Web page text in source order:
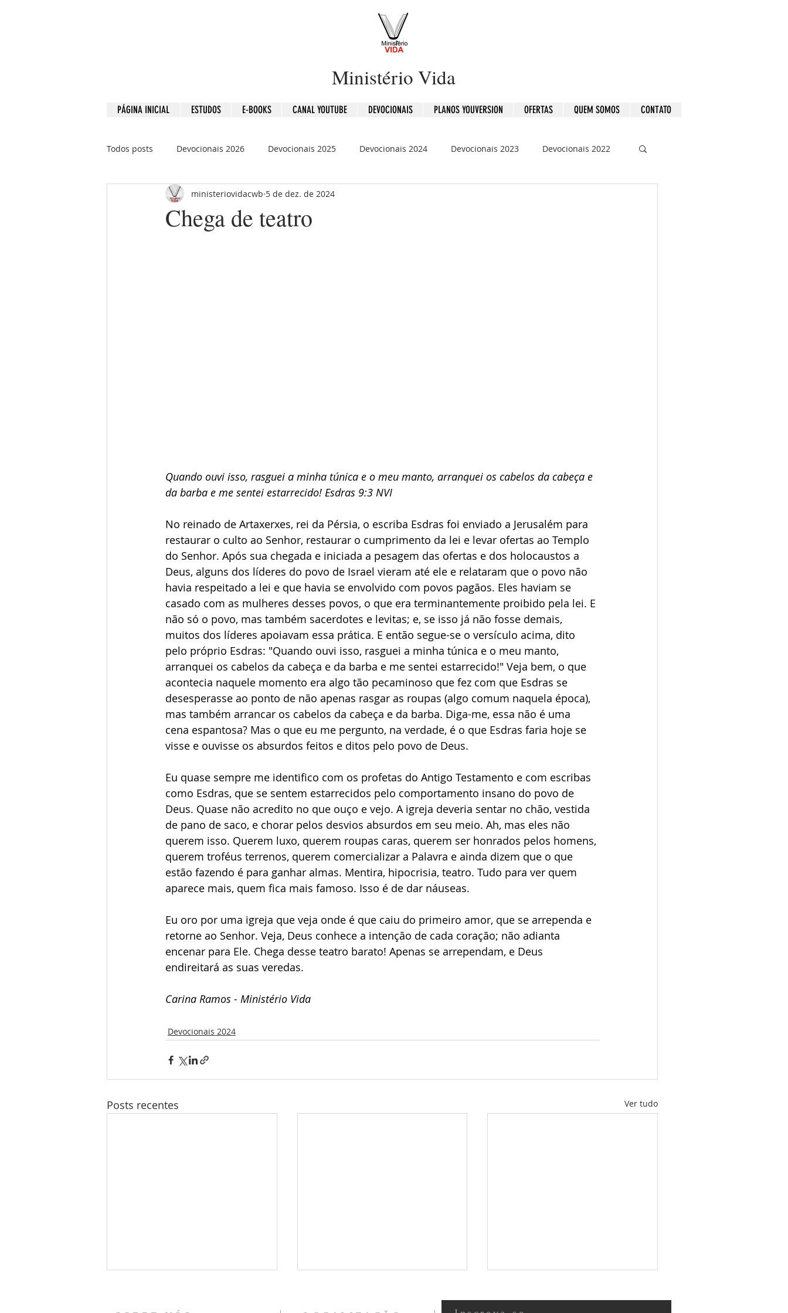
Ministério Vida
PÁGINA INICIAL ESTUDOS E-BOOKS CANAL YOUTUBE DEVOCIONAIS PLANOS YOUVERSION OFERTAS QUEM SOMOS CONTATO
Todos posts Devocionais 2026 Devocionais 2025 Devocionais 2024 Devocionais 2023 Devocionais 2022
Devocionais 2021 Devocionais 2020 120 Dias - Leitura Bíblica
Chega de teatro
ministeriovidacwb 5 de dez. de 2024
Quando ouvi isso, rasguei a minha túnica e o meu manto, arranquei os cabelos da cabeça e
da barba e me sentei estarrecido! Esdras 9:3 NVI
No reinado de Artaxerxes, rei da Pérsia, o escriba Esdras foi enviado a Jerusalém para
restaurar o culto ao Senhor, restaurar o cumprimento da lei e levar ofertas ao Templo
do Senhor. Após sua chegada e iniciada a pesagem das ofertas e dos holocaustos a
Deus, alguns dos líderes do povo de Israel vieram até ele e relataram que o povo não
havia respeitado a lei e que havia se envolvido com povos pagãos. Eles haviam se
casado com as mulheres desses povos, o que era terminantemente proibido pela lei. E
não só o povo, mas também sacerdotes e levitas; e, se isso já não fosse demais,
muitos dos líderes apoiavam essa prática. E então segue-se o versículo acima, dito
pelo próprio Esdras: "Quando ouvi isso, rasguei a minha túnica e o meu manto,
arranquei os cabelos da cabeça e da barba e me sentei estarrecido!" Veja bem, o que
acontecia naquele momento era algo tão pecaminoso que fez com que Esdras se
desesperasse ao ponto de não apenas rasgar as roupas (algo comum naquela época),
mas também arrancar os cabelos da cabeça e da barba. Diga-me, essa não é uma
cena espantosa? Mas o que eu me pergunto, na verdade, é o que Esdras faria hoje se
visse e ouvisse os absurdos feitos e ditos pelo povo de Deus.
Eu quase sempre me identifico com os profetas do Antigo Testamento e com escribas
como Esdras, que se sentem estarrecidos pelo comportamento insano do povo de
Deus. Quase não acredito no que ouço e vejo. A igreja deveria sentar no chão, vestida
de pano de saco, e chorar pelos desvios absurdos em seu meio. Ah, mas eles não
querem isso. Querem luxo, querem roupas caras, querem ser honrados pelos homens,
querem troféus terrenos, querem comercializar a Palavra e ainda dizem que o que
estão fazendo é para ganhar almas. Mentira, hipocrisia, teatro. Tudo para ver quem
aparece mais, quem fica mais famoso. Isso é de dar náuseas.
Eu oro por uma igreja que veja onde é que caiu do primeiro amor, que se arrependa e
retorne ao Senhor. Veja, Deus conhece a intenção de cada coração; não adianta
encenar para Ele. Chega desse teatro barato! Apenas se arrependam, e Deus
endireitará as suas veredas.
Carina Ramos - Ministério Vida
Devocionais 2024
Posts recentes Ver tudo